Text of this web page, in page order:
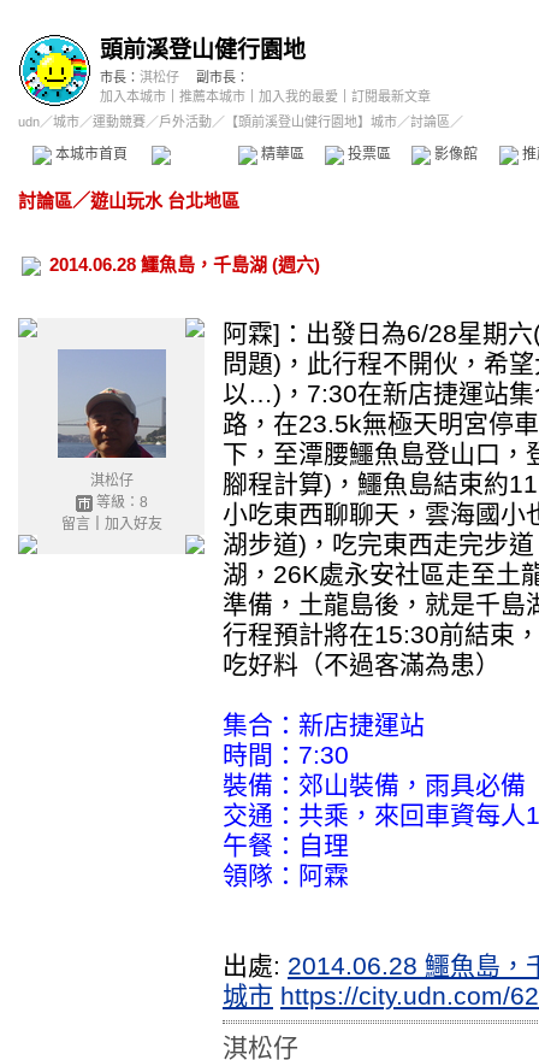
頭前溪登山健行園地
市長： 淇松仔
副市長：
加入本城市
推薦本城市 加入我的最愛
訂閱最新文章
udn／城市／運動競賽／戶外活動／ 【頭前溪登山健行園地】城市／討論區／
本城市首頁 精華區 投票區 影像館
討論區／遊山玩水 台北地區
2014.06.28 鱷魚島，千島湖 (週六)
淇松仔
等級：8
留言｜ 加入好友
阿霖]：出發日為6/28星期
問題)，此行程不開伙，希
以…)，7:30在新店捷運站
路，在23.5k無極天明宮停
下，至潭腰鱷魚島登山口，
腳程計算)，鱷魚島結束約
小吃東西聊聊天，雲海國小
湖步道)，吃完東西走完步
湖，26K處永安社區走至土
準備，土龍島後，就是千島
行程預計將在15:30前結束
吃好料（不過客滿為患）
集合：新店捷運站
時間：7:30
裝備：郊山裝備，雨具必備
交通：共乘，來回車資每人
午餐：自理
領隊：阿霖
出處: 2014.06.28 鱷魚島，
城市 https://city.udn.com/
淇松仔